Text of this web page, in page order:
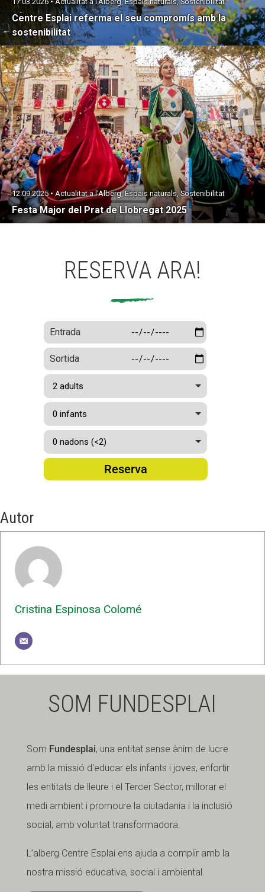
Centre Esplai referma el seu compromís amb la
sostenibilitat
Festa Major del Prat de Llobregat 2025
12.09.2025 • Actualitat a l'Alberg, Espais naturals, Sostenibilitat
RESERVA ARA!
Entrada
Sortida
Reserva
Autor
Cristina Espinosa Colomé
SOM FUNDESPLAI
Som Fundesplai, una entitat sense ànim de lucre
amb la missió d'educar els infants i joves, enfortir
les entitats de lleure i el Tercer Sector, millorar el
medi ambient i promoure la ciutadania i la inclusió
social, amb voluntat transformadora.
L’alberg Centre Esplai ens ajuda a complir amb la
nostra missió educativa, social i ambiental.